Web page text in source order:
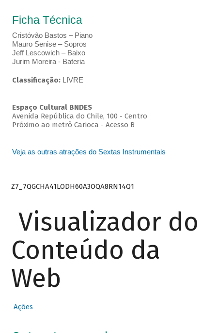
Ficha Técnica
Cristóvão Bastos – Piano
Mauro Senise – Sopros
Jeff Lescowich – Baixo
Jurim Moreira - Bateria
Classificação: LIVRE
Espaço Cultural BNDES
Avenida República do Chile, 100 - Centro
Próximo ao metrô Carioca - Acesso B
Veja as outras atrações do Sextas Instrumentais
Z7_7QGCHA41LODH60A3OQA8RN14Q1
Visualizador do
Conteúdo da
Web
Ações